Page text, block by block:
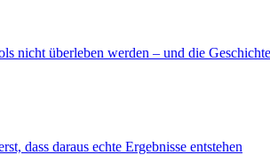
nicht überleben werden – und die
dass daraus echte Ergebnisse entstehen